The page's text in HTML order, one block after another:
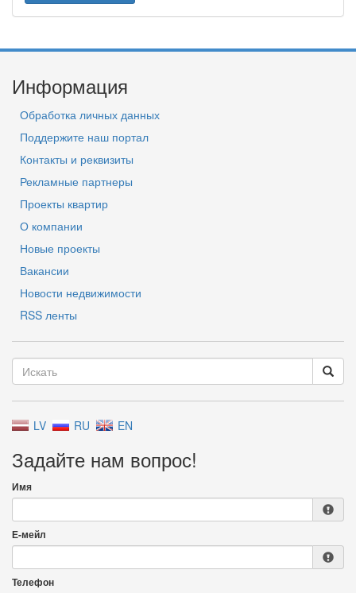
Информация
Обработка личных данных
Поддержите наш портал
Контакты и реквизиты
Рекламные партнеры
Проекты квартир
О компании
Новые проекты
Вакансии
Новости недвижимости
RSS ленты
LV RU EN
Задайте нам вопрос!
Имя
Е-мейл
Телефон